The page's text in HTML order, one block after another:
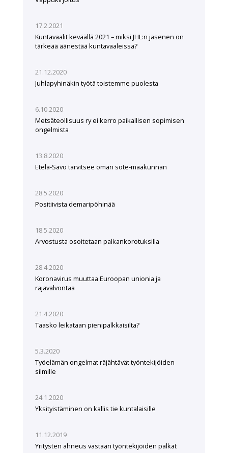
17.2.2021
Kuntavaalit keväällä 2021 – miksi JHL:n jäsenen on
tärkeää äänestää kuntavaaleissa?
21.12.2020
Juhlapyhinäkin työtä toistemme puolesta
6.10.2020
Metsäteollisuus ry ei kerro paikallisen sopimisen
ongelmista
13.8.2020
Etelä-Savo tarvitsee oman sote-maakunnan
28.5.2020
Positiivista demaripöhinää
18.5.2020
Arvostusta osoitetaan palkankorotuksilla
28.4.2020
Koronavirus muuttaa Euroopan unionia ja
rajavalvontaa
21.4.2020
Taasko leikataan pienipalkkaisilta?
5.3.2020
Työelämän ongelmat räjähtävät työntekijöiden
silmille
24.1.2020
Yksityistäminen on kallis tie kuntalaisille
11.12.2019
Yritysten ahneus vastaan työntekijöiden palkat